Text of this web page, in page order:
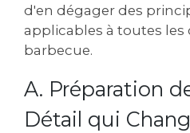
d'en dégager des
applicables à toutes les
barbecue.
A. Préparation
Détail qui